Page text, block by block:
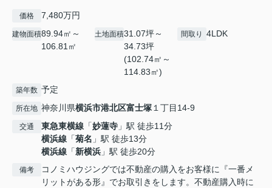
価格 7,480万円
建物面積89.94㎡～
106.81㎡
土地面積31.07坪～
34.73坪
(102.74㎡～
114.83㎡)
間取り 4LDK
築年数 予定
所在地 神奈川県横浜市港北区富士塚１丁目14-9
交通 東急東横線 「妙蓮寺 」駅 徒歩11分
横浜線 「菊名 」駅 徒歩13分
横浜線 「新横浜 」駅 徒歩20分
備考
コノミハウジングでは不動産の購入をお客様に『一番メ
リットがある形』でお取引きをします。不動産購入時に